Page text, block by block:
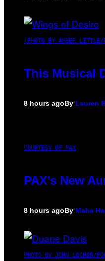
(PHOTO BY AMBER LITTLE/
This Musical
8 hours agoBy Lauren
COURTESY OF PAX
PAX’s New
8 hours agoBy Maha
PHOTO BY JOHN LOCHER/